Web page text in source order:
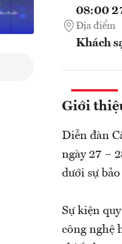
08:00
Địa điểm
Khách
Giới
Diễn đàn
ngày 27 –
dưới sự
Sự kiện
công nghệ